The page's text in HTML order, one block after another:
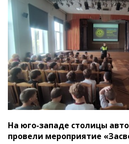
На юго-западе столицы
провели мероприятие